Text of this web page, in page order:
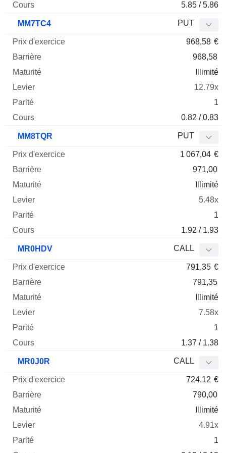
5.85 / 5.86
MM7TC4 PUT
968,58 €
968,58
Illimité
12.79x
1
0.82 / 0.83
MM8TQR PUT
1 067,04 €
971,00
Illimité
5.48x
1
1.92 / 1.93
MR0HDV CALL
791,35 €
791,35
Illimité
7.58x
1
1.37 / 1.38
MR0J0R CALL
724,12 €
790,00
Illimité
4.91x
1